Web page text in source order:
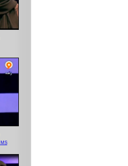
موضوع: امید به زندگی / کوه‌نوردی و MS